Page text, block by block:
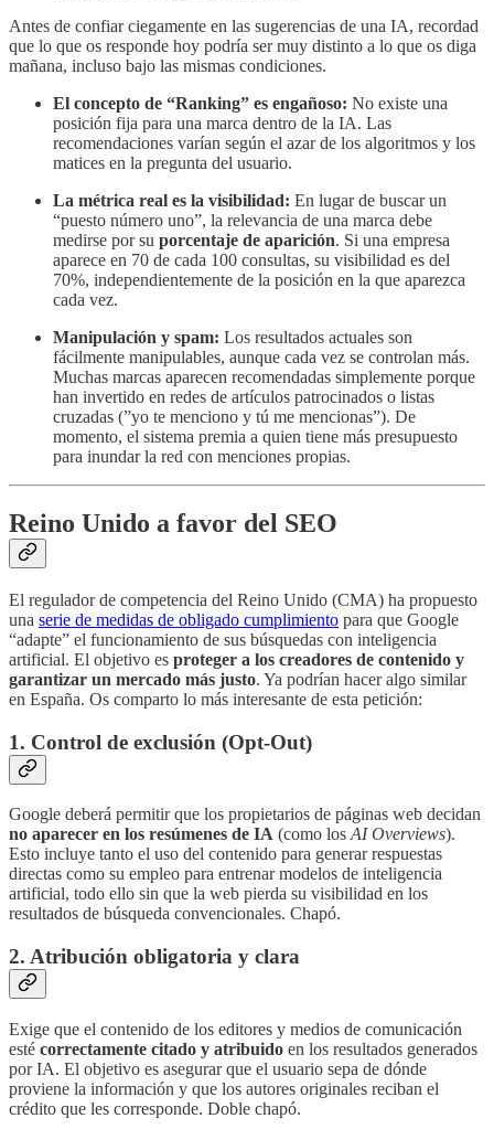
Antes de confiar ciegamente en las sugerencias de una IA, recordad
que lo que os responde hoy podría ser muy distinto a lo que os diga
mañana, incluso bajo las mismas condiciones.
El concepto de “Ranking” es engañoso: No existe una
posición fija para una marca dentro de la IA. Las
recomendaciones varían según el azar de los algoritmos y los
matices en la pregunta del usuario.
La métrica real es la visibilidad: En lugar de buscar un
“puesto número uno”, la relevancia de una marca debe
medirse por su porcentaje de aparición. Si una empresa
aparece en 70 de cada 100 consultas, su visibilidad es del
70%, independientemente de la posición en la que aparezca
cada vez.
Manipulación y spam: Los resultados actuales son
fácilmente manipulables, aunque cada vez se controlan más.
Muchas marcas aparecen recomendadas simplemente porque
han invertido en redes de artículos patrocinados o listas
cruzadas (”yo te menciono y tú me mencionas”). De
momento, el sistema premia a quien tiene más presupuesto
para inundar la red con menciones propias.
Reino Unido a favor del SEO
El regulador de competencia del Reino Unido (CMA) ha propuesto
una serie de medidas de obligado cumplimiento para que Google
“adapte” el funcionamiento de sus búsquedas con inteligencia
artificial. El objetivo es proteger a los creadores de contenido y
garantizar un mercado más justo. Ya podrían hacer algo similar
en España. Os comparto lo más interesante de esta petición:
1. Control de exclusión (Opt-Out)
Google deberá permitir que los propietarios de páginas web decidan
no aparecer en los resúmenes de IA (como los AI Overviews).
Esto incluye tanto el uso del contenido para generar respuestas
directas como su empleo para entrenar modelos de inteligencia
artificial, todo ello sin que la web pierda su visibilidad en los
resultados de búsqueda convencionales. Chapó.
2. Atribución obligatoria y clara
Exige que el contenido de los editores y medios de comunicación
esté correctamente citado y atribuido en los resultados generados
por IA. El objetivo es asegurar que el usuario sepa de dónde
proviene la información y que los autores originales reciban el
crédito que les corresponde. Doble chapó.